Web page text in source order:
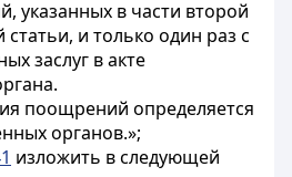
указанных в части второй
и только один раз с
заслуг в акте
поощрений определяется
органов.»;
изложить в следующей